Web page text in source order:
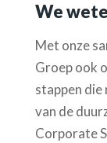
We
Met onze
Groep ook
stappen die
van de
Corporate